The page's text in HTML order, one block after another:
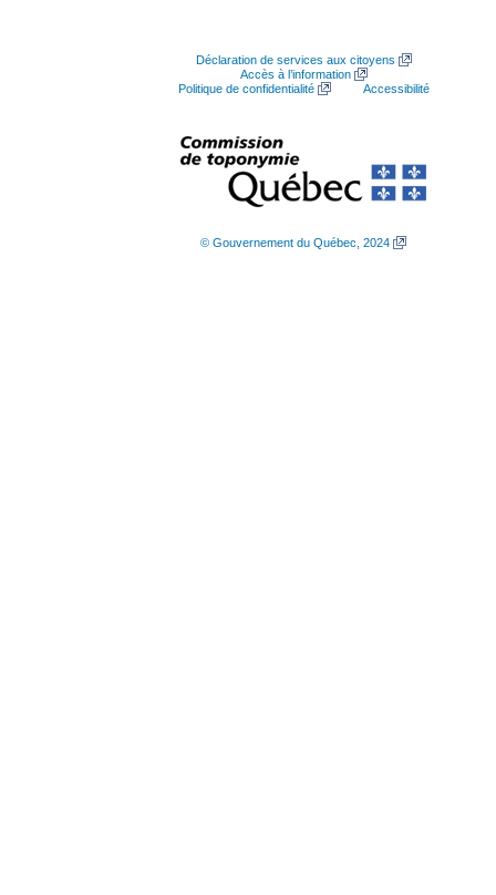
Déclaration de services aux citoyens
Accès à l’information
Politique de confidentialité
Accessibilité
© Gouvernement du Québec, 2024